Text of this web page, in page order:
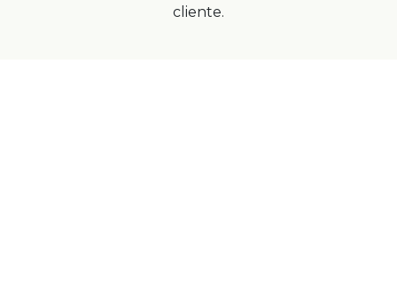
cliente.